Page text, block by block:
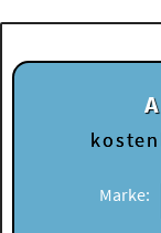
Marke: